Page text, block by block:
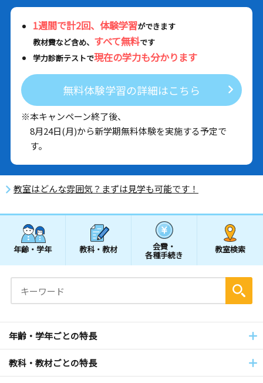
1週間で計2回、体験学習ができます
教材費など含め、 すべて無料です
学力診断テストで現在の学力も分かります
無料体験学習の詳細はこちら
※本キャンペーン終了後、
8月24日(月)から新学期無料体験を実施する予定で
す。
教室はどんな雰囲気？まずは見学も可能です！
年齢・学年 教科・教材 会費・
各種手続き
教室検索
年齢・学年ごとの特長
教科・教材ごとの特長